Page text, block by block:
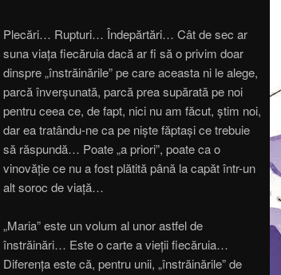
Plecări… Rupturi… Îndepărtări… Cât de sec ar
suna viața fiecăruia dacă ar fi să o privim doar
dinspre „înstrăinările” pe care aceasta ni le alege,
parcă înverșunată, parcă prea supărată pe noi
pentru ceea ce, de fapt, nici nu am făcut, știm noi,
dar ea tratându-ne ca pe niște făptași ce trebuie
să răspundă… Poate „a priori”, poate ca o
vinovăție ce nu a fost plătită până la capăt într-un
alt soroc de viață…
„Maria” este un volum al unor astfel de
înstrăinări… Este o carte a vieții fiecăruia…
Diferența este că, pentru unii, „înstrăinările” de